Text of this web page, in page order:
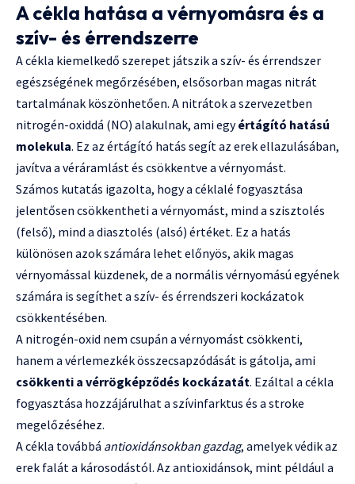
A cékla hatása a vérnyomásra és a
szív- és érrendszerre
A cékla kiemelkedő szerepet játszik a szív- és érrendszer
egészségének megőrzésében, elsősorban magas nitrát
tartalmának köszönhetően. A nitrátok a szervezetben
nitrogén-oxiddá (NO) alakulnak, ami egyértágító hatású
molekula. Ez az értágító hatás segít az erek ellazulásában,
javítva a véráramlást és csökkentve a vérnyomást.
Számos kutatás igazolta, hogy a céklalé fogyasztása
jelentősen csökkentheti a vérnyomást, mind a szisztolés
(felső), mind a diasztolés (alsó) értéket. Ez a hatás
különösen azok számára lehet előnyös, akik magas
vérnyomással küzdenek, de a normális vérnyomású egyének
számára is segíthet a szív- és érrendszeri kockázatok
csökkentésében.
A nitrogén-oxid nem csupán a vérnyomást csökkenti,
hanem a vérlemezkék összecsapzódását is gátolja, ami
csökkenti a vérrögképződés kockázatát. Ezáltal a cékla
fogyasztása hozzájárulhat a szívinfarktus és a stroke
megelőzéséhez.
A cékla továbbá antioxidánsokban gazdag, amelyek védik az
erek falát a károsodástól. Az antioxidánsok, mint például a